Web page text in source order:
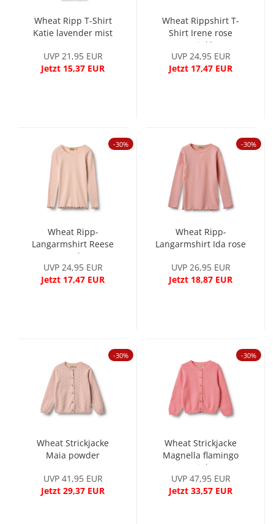
Wheat Ripp T-Shirt
Katie lavender mist
UVP 21,95 EUR
Jetzt 15,37 EUR
Wheat Rippshirt T-
Shirt Irene rose
sprinkle
UVP 24,95 EUR
Jetzt 17,47 EUR
-30%
Wheat Ripp-
Langarmshirt Reese
powder
UVP 24,95 EUR
Jetzt 17,47 EUR
-30%
Wheat Ripp-
Langarmshirt Ida rose
UVP 26,95 EUR
Jetzt 18,87 EUR
-30%
Wheat Strickjacke
Maia powder
UVP 41,95 EUR
Jetzt 29,37 EUR
-30%
Wheat Strickjacke
Magnella flamingo
pink
UVP 47,95 EUR
Jetzt 33,57 EUR